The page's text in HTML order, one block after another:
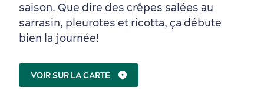
saison. Que dire des crêpes salées au
sarrasin, pleurotes et ricotta, ça débute
bien la journée!
VOIR SUR LA CARTE